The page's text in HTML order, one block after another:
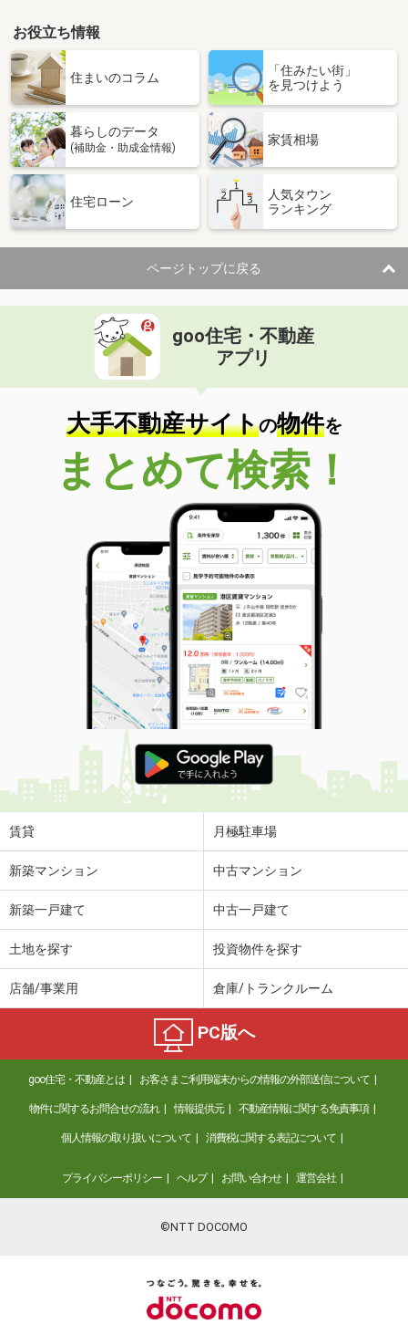
お役立ち情報
住まいのコラム
「住みたい街」
を見つけよう
暮らしのデータ
(補助金・助成金情報)
家賃相場
住宅ローン
人気タウン
ランキング
ページトップに戻る
goo住宅・不動産
アプリ
大手不動産サイトの物件を
まとめて検索！
賃貸 月極駐車場
新築マンション 中古マンション
新築一戸建て 中古一戸建て
土地を探す 投資物件を探す
店舗/事業用 倉庫/トランクルーム
PC版へ
goo住宅・不動産とは お客さまご利用端末からの情報の外部送信について
物件に関するお問合せの流れ 情報提供元 不動産情報に関する免責事項
個人情報の取り扱いについて 消費税に関する表記について
プライバシーポリシー ヘルプ お問い合わせ 運営会社
©NTT DOCOMO